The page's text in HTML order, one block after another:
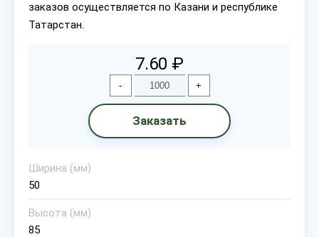
заказов осуществляется по Казани и республике
Татарстан.
7.60 ₽
- +
Заказать
Ширина (мм)
50
Высота (мм)
85